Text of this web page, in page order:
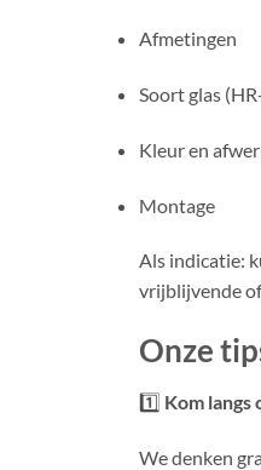
Afmetingen
Soort glas
Kleur en
Montage
Als indicatie:
vrijblijvende
Onze
1️⃣ Kom langs
We denken